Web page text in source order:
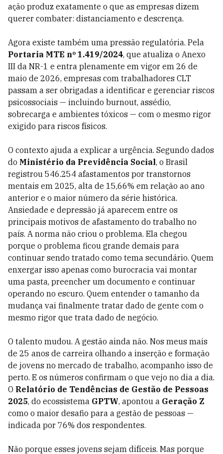
ação produz exatamente o que as empresas dizem
querer combater: distanciamento e descrença.
Agora existe também uma pressão regulatória. Pela
Portaria MTE nº 1.419/2024, que atualiza o Anexo
III da NR-1 e entra plenamente em vigor em 26 de
maio de 2026, empresas com trabalhadores CLT
passam a ser obrigadas a identificar e gerenciar riscos
psicossociais — incluindo burnout, assédio,
sobrecarga e ambientes tóxicos — com o mesmo rigor
exigido para riscos físicos.
O contexto ajuda a explicar a urgência. Segundo dados
do Ministério da Previdência Social, o Brasil
registrou 546.254 afastamentos por transtornos
mentais em 2025, alta de 15,66% em relação ao ano
anterior e o maior número da série histórica.
Ansiedade e depressão já aparecem entre os
principais motivos de afastamento do trabalho no
país. A norma não criou o problema. Ela chegou
porque o problema ficou grande demais para
continuar sendo tratado como tema secundário. Quem
enxergar isso apenas como burocracia vai montar
uma pasta, preencher um documento e continuar
operando no escuro. Quem entender o tamanho da
mudança vai finalmente tratar dado de gente com o
mesmo rigor que trata dado de negócio.
O talento mudou. A gestão ainda não. Nos meus mais
de 25 anos de carreira olhando a inserção e formação
de jovens no mercado de trabalho, acompanho isso de
perto. E os números confirmam o que vejo no dia a dia.
O Relatório de Tendências de Gestão de Pessoas
2025, do ecossistema GPTW, apontou a Geração Z
como o maior desafio para a gestão de pessoas —
indicada por 76% dos respondentes.
Não porque esses jovens sejam difíceis. Mas porque